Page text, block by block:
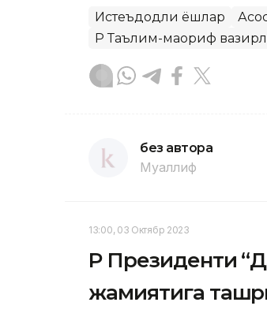
Истеъдодли ёшлар
ҚР Таълим-маориф
без автора
Муаллиф
13:00, 03 Октябр 2023
ҚР Президенти
жамиятига